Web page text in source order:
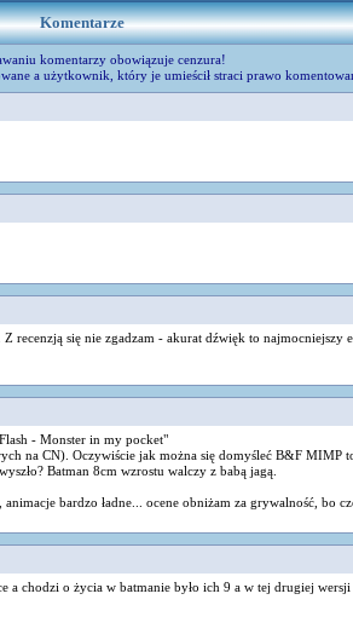
Komentarze
komentarzy obowiązuje cenzura!
a użytkownik, który je umieścił straci prawo
recenzją się nie zgadzam - akurat dźwięk to najmocniejszy
- Monster in my pocket"
na CN). Oczywiście jak można się domyśleć B&F MIMP
Batman 8cm wzrostu walczy z babą jagą.
bardzo ładne... ocene obniżam za grywalność, bo
a chodzi o życia w batmanie było ich 9 a w tej drugiej